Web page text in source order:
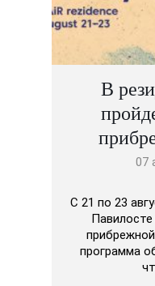
В
07
С 21 по 23
программа